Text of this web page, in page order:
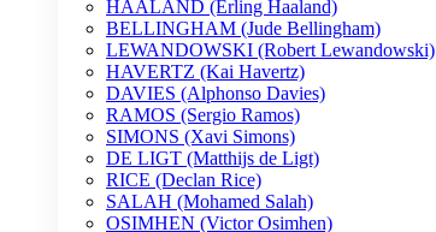
HAALAND (Erling Haaland)
BELLINGHAM (Jude Bellingham)
LEWANDOWSKI (Robert Lewandowski)
HAVERTZ (Kai Havertz)
DAVIES (Alphonso Davies)
RAMOS (Sergio Ramos)
SIMONS (Xavi Simons)
DE LIGT (Matthijs de Ligt)
RICE (Declan Rice)
SALAH (Mohamed Salah)
OSIMHEN (Victor Osimhen)